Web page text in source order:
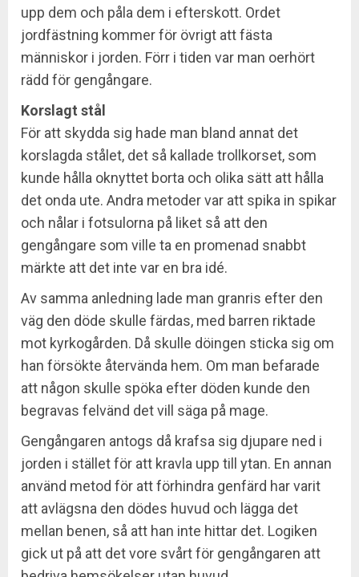
upp dem och påla dem i efterskott. Ordet
jordfästning kommer för övrigt att fästa
människor i jorden. Förr i tiden var man oerhört
rädd för gengångare.
Korslagt stål
För att skydda sig hade man bland annat det
korslagda stålet, det så kallade trollkorset, som
kunde hålla oknyttet borta och olika sätt att hålla
det onda ute. Andra metoder var att spika in spikar
och nålar i fotsulorna på liket så att den
gengångare som ville ta en promenad snabbt
märkte att det inte var en bra idé.
Av samma anledning lade man granris efter den
väg den döde skulle färdas, med barren riktade
mot kyrkogården. Då skulle döingen sticka sig om
han försökte återvända hem. Om man befarade
att någon skulle spöka efter döden kunde den
begravas felvänd det vill säga på mage.
Gengångaren antogs då krafsa sig djupare ned i
jorden i stället för att kravla upp till ytan. En annan
använd metod för att förhindra genfärd har varit
att avlägsna den dödes huvud och lägga det
mellan benen, så att han inte hittar det. Logiken
gick ut på att det vore svårt för gengångaren att